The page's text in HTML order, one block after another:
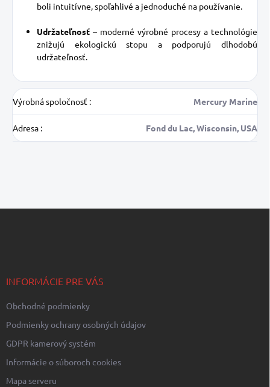
boli intuitívne, spoľahlivé a jednoduché na používanie.
Udržateľnosť – moderné výrobné procesy a technológie
znižujú ekologickú stopu a podporujú dlhodobú
udržateľnosť.
Výrobná spoločnosť : Mercury Marine
Adresa : Fond du Lac, Wisconsin, USA
INFORMÁCIE PRE VÁS
Obchodné podmienky
Podmienky ochrany osobných údajov
GDPR kamerový systém
Informácie o súboroch cookies
Mapa serveru